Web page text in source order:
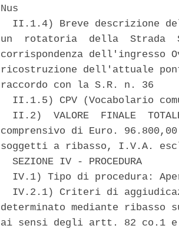
Nus
II.1.4) Breve descrizione
un  rotatoria  della  Strada
corrispondenza dell'ingresso
ricostruzione dell'attuale
raccordo con la S.R. n. 36
II.1.5) CPV (Vocabolario
II.2)  VALORE  FINALE
comprensivo di Euro.
soggetti a ribasso, I.V.A.
  SEZIONE IV - PROCEDURA
IV.1) Tipo di procedura:
IV.2.1) Criteri di
determinato mediante
ai sensi degli artt. 82 co.1